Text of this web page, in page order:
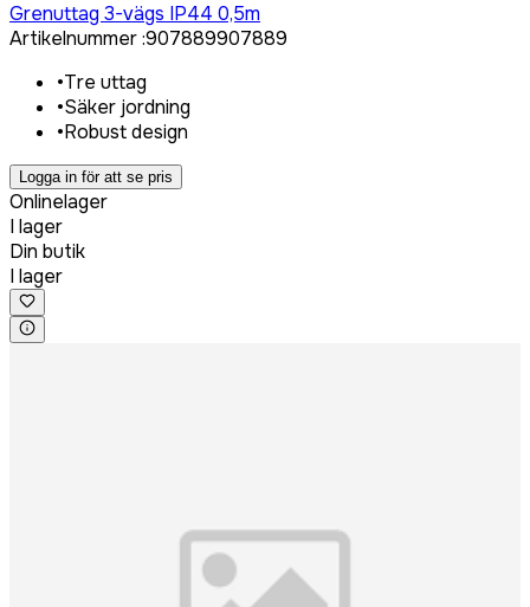
Grenuttag 3-vägs IP44 0,5m
Artikelnummer:907889907889
•Tre uttag
•Säker jordning
•Robust design
Logga in för att se pris
Onlinelager
I lager
Din butik
I lager